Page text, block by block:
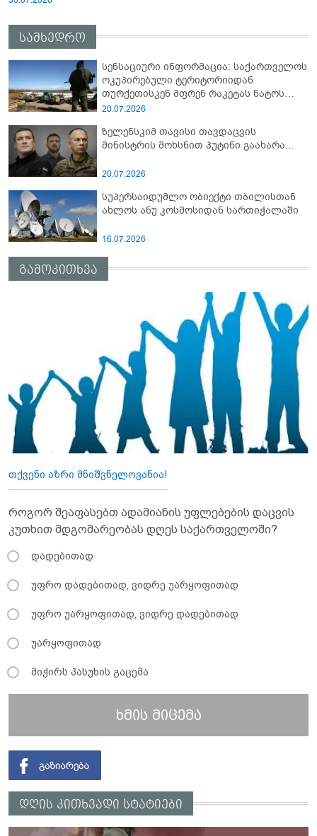
სამხედრო
სენსაციური ინფორმაცია: საქართველოს
ოკუპირებული ტერიტორიიდან
თურქეთისკენ მფრენ რაკეტას ნატოს
სამიტი კინაღამ ჩაუშლია
20.07.2026
ზელენსკიმ თავისი თავდაცვის
მინისტრის მოხსნით პუტინი გაახარა...
20.07.2026
სუპერსაიდუმლო ობიექტი თბილისთან
ახლოს ანუ კოსმოსიდან სართიჭალაში
16.07.2026
გამოკითხვა
თქვენი აზრი მნიშვნელოვანია!
როგორ შეაფასებთ ადამიანის უფლებების დაცვის
კუთხით მდგომარეობას დღეს საქართველოში?
დადებითად
უფრო დადებითად, ვიდრე უარყოფითად
უფრო უარყოფითად, ვიდრე დადებითად
უარყოფითად
მიჭირს პასუხის გაცემა
ხმის მიცემა
დღის კითხვადი სტატიები